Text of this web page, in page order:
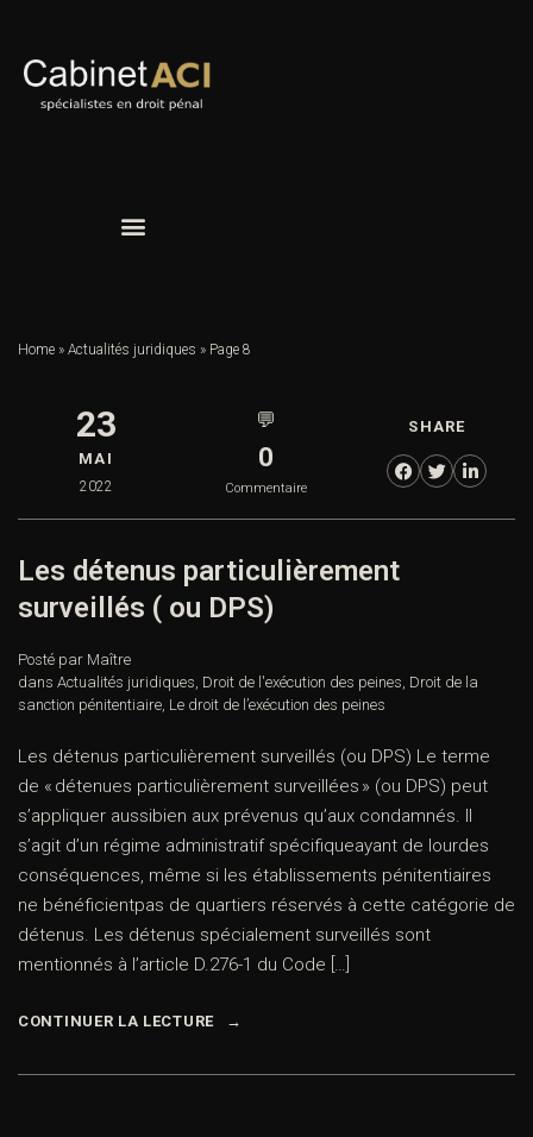
Home » Actualités juridiques » Page 8
23
MAI
2022
💬
0
Commentaire
SHARE
Les détenus particulièrement
surveillés ( ou DPS)
Posté par Maître
dans Actualités juridiques, Droit de l'exécution des peines, Droit de la
sanction pénitentiaire, Le droit de l’exécution des peines
Les détenus particulièrement surveillés (ou DPS) Le terme
de « détenues particulièrement surveillées » (ou DPS) peut
s’appliquer aussibien aux prévenus qu’aux condamnés. Il
s’agit d’un régime administratif spécifiqueayant de lourdes
conséquences, même si les établissements pénitentiaires
ne bénéficientpas de quartiers réservés à cette catégorie de
détenus. Les détenus spécialement surveillés sont
mentionnés à l’article D.276-1 du Code […]
CONTINUER LA LECTURE